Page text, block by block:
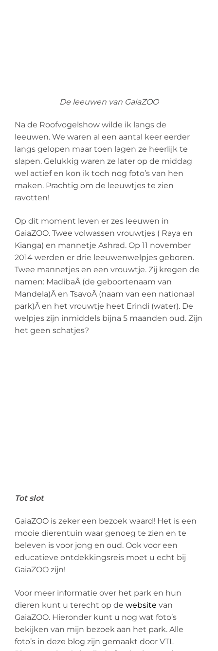
De leeuwen van GaiaZOO
Na de Roofvogelshow wilde ik langs de
leeuwen. We waren al een aantal keer eerder
langs gelopen maar toen lagen ze heerlijk te
slapen. Gelukkig waren ze later op de middag
wel actief en kon ik toch nog foto’s van hen
maken. Prachtig om de leeuwtjes te zien
ravotten!
Op dit moment leven er zes leeuwen in
GaiaZOO. Twee volwassen vrouwtjes ( Raya en
Kianga) en mannetje Ashrad. Op 11 november
2014 werden er drie leeuwenwelpjes geboren.
Twee mannetjes en een vrouwtje. Zij kregen de
namen: MadibaÂ (de geboortenaam van
Mandela)Â en TsavoÂ (naam van een nationaal
park)Â en het vrouwtje heet Erindi (water). De
welpjes zijn inmiddels bijna 5 maanden oud. Zijn
het geen schatjes?
Tot slot
GaiaZOO is zeker een bezoek waard! Het is een
mooie dierentuin waar genoeg te zien en te
beleven is voor jong en oud. Ook voor een
educatieve ontdekkingsreis moet u echt bij
GaiaZOO zijn!
Voor meer informatie over het park en hun
dieren kunt u terecht op de website van
GaiaZOO. Hieronder kunt u nog wat foto’s
bekijken van mijn bezoek aan het park. Alle
foto’s in deze blog zijn gemaakt door VTL